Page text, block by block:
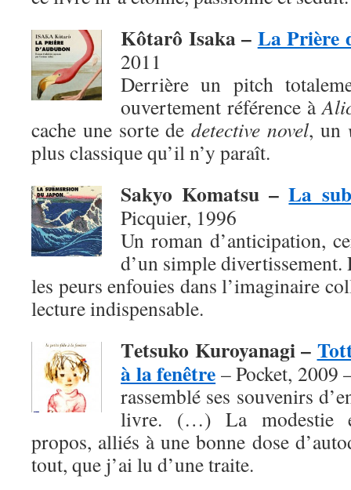
Kôtarô Isaka – La Prière
2011
Derrière un pitch
ouvertement référence à
cache une sorte dedetective novel, un
plus classique qu’il n’y paraît.
Sakyo Komatsu –La
Picquier, 1996
Un roman d’anticipation,
d’un simple
les peurs enfouies dans l’imaginaire
lecture indispensable.
Tetsuko Kuroyanagi –
à la fenêtre – Pocket, 2009
rassemblé ses souvenirs
livre. (…) La modestie
propos, alliés à une bonne dose
tout, que j’ai lu d’une traite.